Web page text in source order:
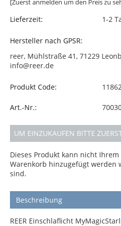
[Zuerst anmelden um den Preis zu
Lieferzeit: 1-2
Hersteller nach GPSR:
reer, Mühlstraße 41, 71229
info@reer.de
Produkt Code:
Art.-Nr.:
UM EINZUKAUFEN BITTE
Dieses Produkt kann nicht Ihrem
Warenkorb hinzugefügt werden
sind.
Beschreibung
REER Einschlaflicht